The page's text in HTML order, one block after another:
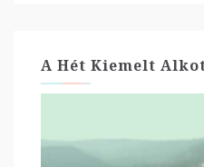
A Hét Kiemelt